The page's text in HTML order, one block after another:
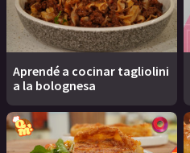
Aprendé a cocinar tagliolini
a la bolognesa